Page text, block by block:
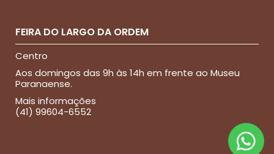
FEIRA DO LARGO DA ORDEM
Centro
Aos domingos das 9h às 14h em frente ao Museu
Paranaense.
Mais informações
(41) 99604-6552